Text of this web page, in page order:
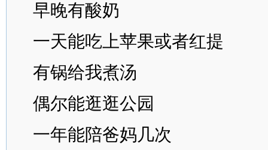
早晚有酸奶
一天能吃上苹果或者红提
有锅给我煮汤
偶尔能逛逛公园
一年能陪爸妈几次